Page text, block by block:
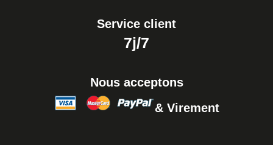
Service client
7j/7
Nous acceptons
& Virement